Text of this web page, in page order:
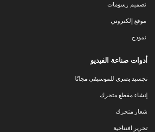
تصميم رسومات
موقع إلكتروني
نموذج
أدوات صناعة الفيديو
تجسيد بصري للموسيقى مجانًا
إنشاء مقطع متحرك
شعار متحرك
تحرير افتتاحية